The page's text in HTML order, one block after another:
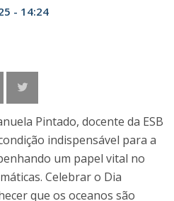
- 14:24
Pintado, docente da ESB
indispensável para a
um papel vital no
Celebrar o Dia
que os oceanos são